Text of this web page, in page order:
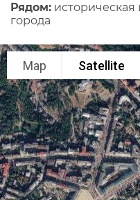
Рядом: историческая
города
Map Satellite